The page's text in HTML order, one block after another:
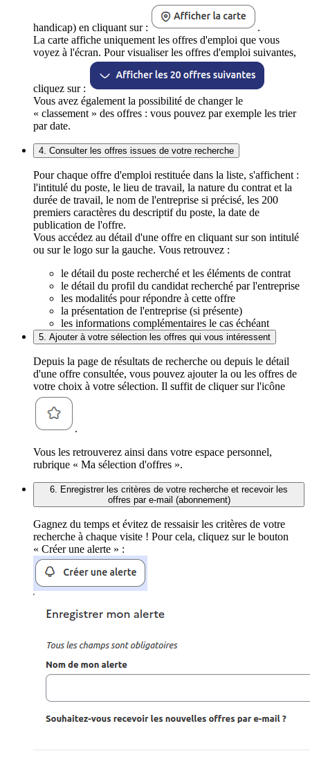
handicap) en cliquant sur :
.
La carte affiche uniquement les offres d'emploi que vous
voyez à l'écran. Pour visualiser les offres d'emploi suivantes,
cliquez sur :
Vous avez également la possibilité de changer le
« classement » des offres : vous pouvez par exemple les trier
par date.
4. Consulter les offres issues de votre recherche
Pour chaque offre d'emploi restituée dans la liste, s'affichent :
l'intitulé du poste, le lieu de travail, la nature du contrat et la
durée de travail, le nom de l'entreprise si précisé, les 200
premiers caractères du descriptif du poste, la date de
publication de l'offre.
Vous accédez au détail d'une offre en cliquant sur son intitulé
ou sur le logo sur la gauche. Vous retrouvez :
le détail du poste recherché et les éléments de contrat
le détail du profil du candidat recherché par l'entreprise
les modalités pour répondre à cette offre
la présentation de l'entreprise (si présente)
les informations complémentaires le cas échéant
5. Ajouter à votre sélection les offres qui vous intéressent
Depuis la page de résultats de recherche ou depuis le détail
d'une offre consultée, vous pouvez ajouter la ou les offres de
votre choix à votre sélection. Il suffit de cliquer sur l'icône
.
Vous les retrouverez ainsi dans votre espace personnel,
rubrique « Ma sélection d'offres ».
6. Enregistrer les critères de votre recherche et recevoir les
offres par e-mail (abonnement)
Gagnez du temps et évitez de ressaisir les critères de votre
recherche à chaque visite ! Pour cela, cliquez sur le bouton
« Créer une alerte » :